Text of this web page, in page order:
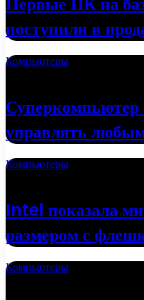
поступили в
Компьютеры
управлять
Компьютеры
Intel показала
размером с
Компьютеры